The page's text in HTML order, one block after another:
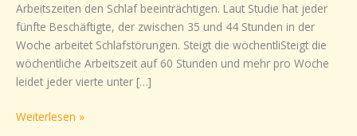
Arbeitszeiten den Schlaf beeinträchtigen. Laut Studie hat jeder
fünfte Beschäftigte, der zwischen 35 und 44 Stunden in der
Woche arbeitet Schlafstörungen. Steigt die wöchentliSteigt die
wöchentliche Arbeitszeit auf 60 Stunden und mehr pro Woche
leidet jeder vierte unter […]
an
den
Arbeitszeiten
Weiterlesen »